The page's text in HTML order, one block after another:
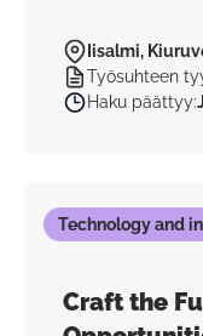
Iisalmi,
Työsuhteen
Haku päättyy:
Technology and
Craft the